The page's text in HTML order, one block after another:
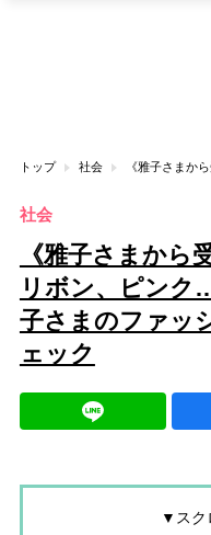
トップ 社会
社会
《雅子さまから
リボン、ピンク
子さまのファッ
ェック
▼スク